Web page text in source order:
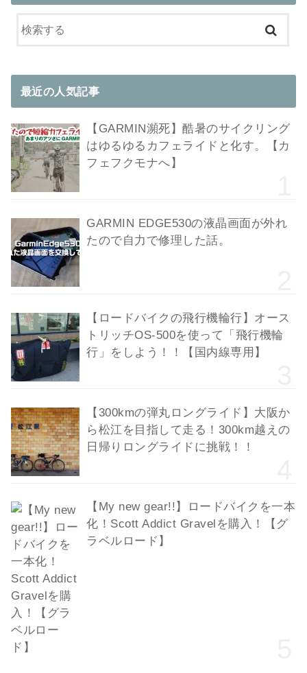
最近の人気記事
【GARMIN瀕死】酷暑のサイクリング
はゆるゆるカフェライドと化す。【カ
フェフクモナへ】
GARMIN EDGE530の液晶画面が外れ
たので自力で修理した話。
【ロードバイクの飛行機輪行】オース
トリッチOS-500を使って「飛行機輪
行」をしよう！！【国内線専用】
【300kmの弾丸ロングライド】大阪か
ら松江を目指して走る！300km越えの
日帰りロングライドに挑戦！！
【My new gear!!】ロードバイクを一本
化！Scott Addict Gravelを購入！【グ
ラベルロード】